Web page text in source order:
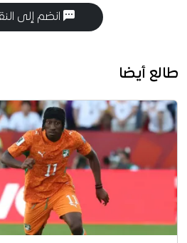
انضم إلى
طالع أيضا